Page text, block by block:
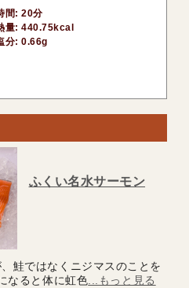
間: 20分
量: 440.75kcal
分: 0.66g
ふくい名水サーモン
鮭ではなくニジマスのことを
なると体に虹色 ...もっと見る